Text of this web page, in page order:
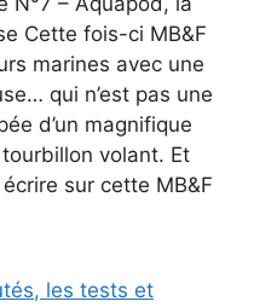
Cette fois-ci MB&F
marines avec une
qui n’est pas une
d’un magnifique
volant. Et
sur cette MB&F
les tests et